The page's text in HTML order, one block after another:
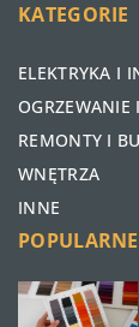
KATEGORIE
ELEKTRYKA I
OGRZEWANIE
REMONTY I
WNĘTRZA
INNE